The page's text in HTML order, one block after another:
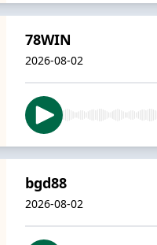
78WIN
2026-08-02
bgd88
2026-08-02